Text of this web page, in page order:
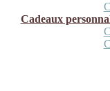
Cadeaux